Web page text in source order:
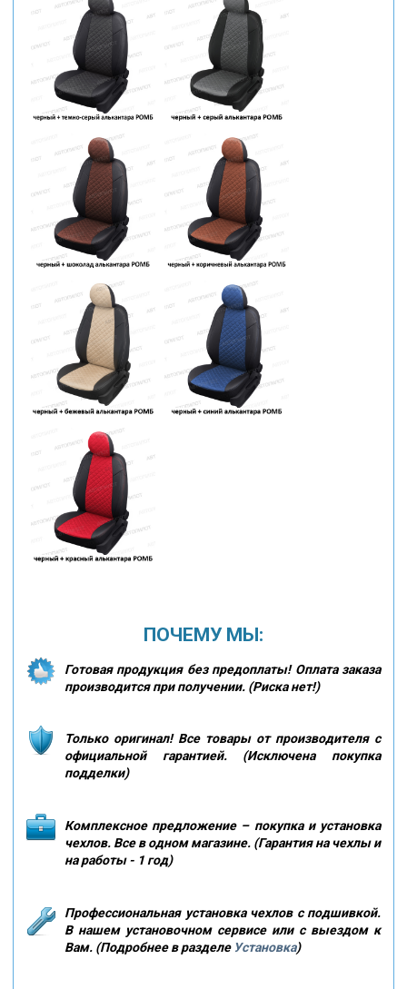
ПОЧЕМУ МЫ:
Готовая продукция без предоплаты! Оплата заказа
производится при получении. (Риска нет!)
Только оригинал! Все товары от производителя с
официальной гарантией. (Исключена покупка
подделки)
Комплексное предложение – покупка и установка
чехлов. Все в одном магазине. (Гарантия на чехлы и
на работы - 1 год)
Профессиональная установка чехлов с подшивкой.
В нашем установочном сервисе или с выездом к
Вам. (Подробнее в разделе Установка)